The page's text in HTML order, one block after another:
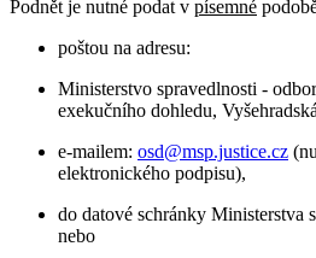
Podnět je nutné podat v písemné
poštou na adresu:
Ministerstvo spravedlnosti -
exekučního dohledu,
e-mailem: osd@msp.justice.cz
elektronického podpisu),
do datové schránky Ministerstva
nebo